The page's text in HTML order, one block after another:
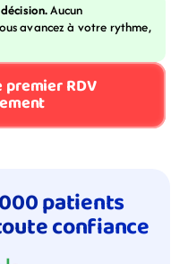
Aucun
avancez à votre rythme,
RDV
patients
confiance